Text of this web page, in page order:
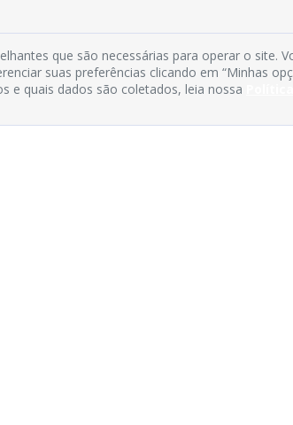
que são necessárias para operar o site.
suas preferências clicando em “Minhas
e quais dados são coletados, leia nossa